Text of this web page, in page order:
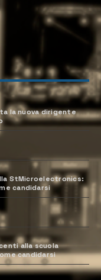
la nuova dirigente
StMicroelectronics:
candidarsi
alla scuola
candidarsi